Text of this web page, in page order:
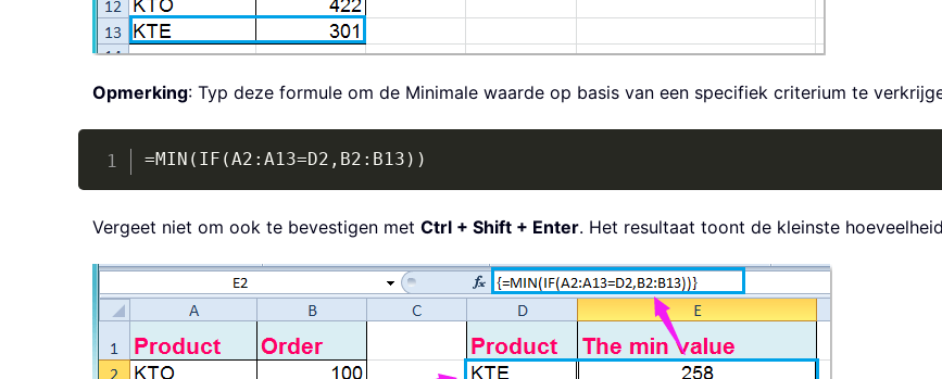
Opmerking: Typ deze formule om de Minimale waarde op basis van een specifiek criterium te
=MIN(IF(A2:A13=D2,B2:B13))
Vergeet niet om ook te bevestigen met Ctrl + Shift + Enter. Het resultaat toont de kleinste